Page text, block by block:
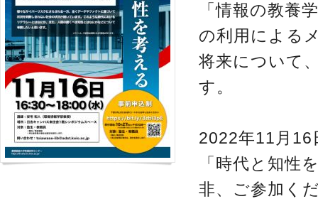
「情報の教養
の利用による
将来について
す。
2022年11月16
「時代と知性
非、ご参加く